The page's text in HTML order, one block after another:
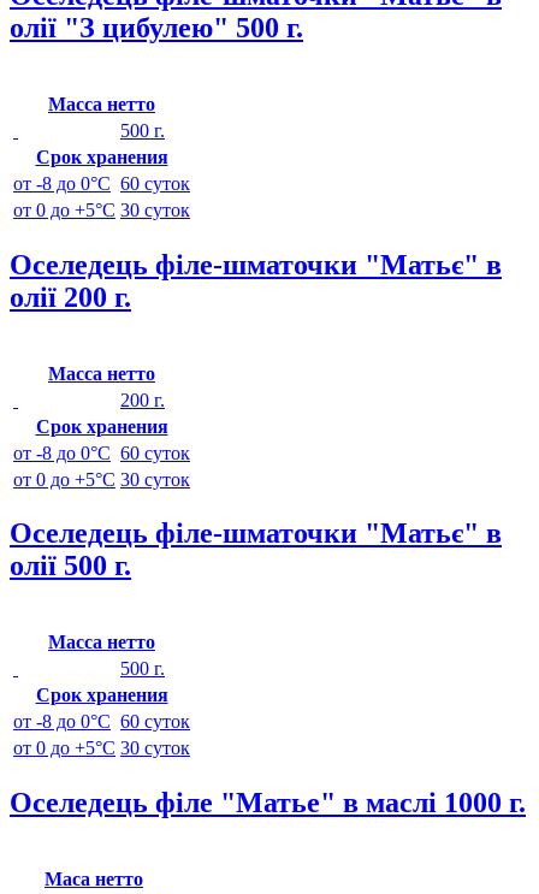
олії "З цибулею" 500 г.
Масса нетто
500 г.
Срок хранения
от -8 до 0°C 60 суток
от 0 до +5°C 30 суток
Оселедець філе-шматочки "Матьє" в
олії 200 г.
Масса нетто
200 г.
Срок хранения
от -8 до 0°C 60 суток
от 0 до +5°C 30 суток
Оселедець філе-шматочки "Матьє" в
олії 500 г.
Масса нетто
500 г.
Срок хранения
от -8 до 0°C 60 суток
от 0 до +5°C 30 суток
Оселедець філе "Матье" в маслі 1000 г.
Маса нетто